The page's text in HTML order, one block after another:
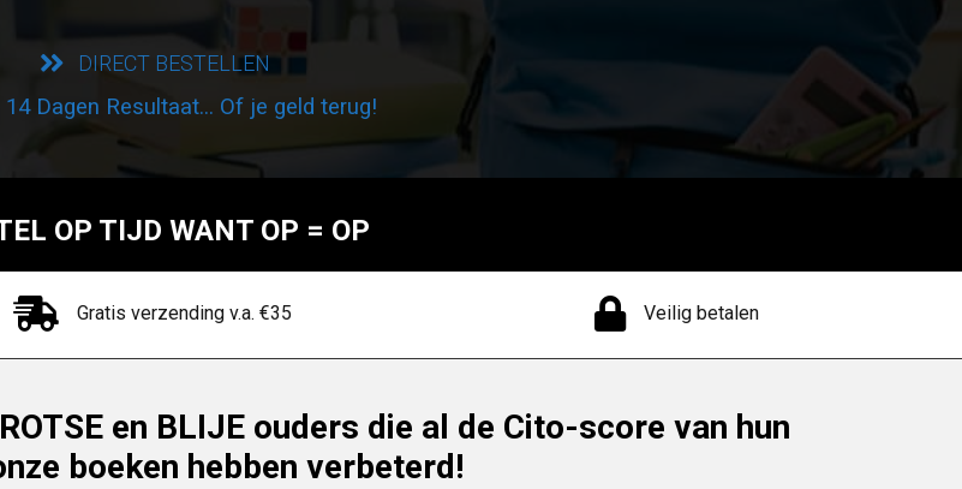
DIRECT BESTELLEN
14 Dagen Resultaat... Of je geld terug!
OP TIJD WANT OP = OP
Gratis verzending v.a. €35 Veilig betalen
en BLIJE ouders die al de Cito-score van hun
boeken hebben verbeterd!